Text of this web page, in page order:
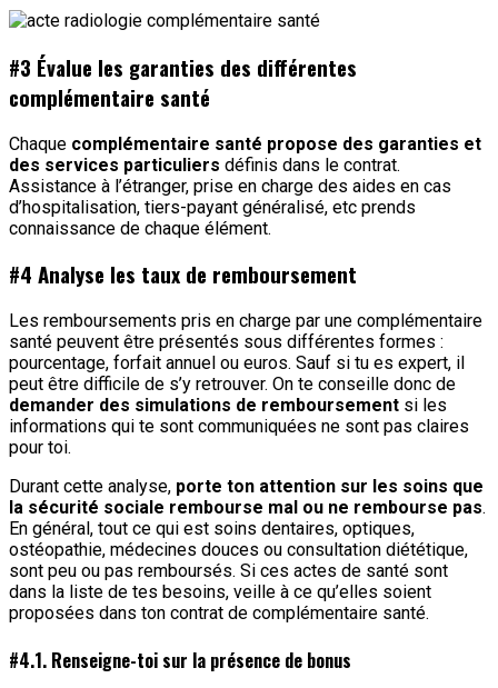
#3 Évalue les garanties des différentes
complémentaire santé
Chaque complémentaire santé propose des garanties et
des services particuliers définis dans le contrat.
Assistance à l’étranger, prise en charge des aides en cas
d’hospitalisation, tiers-payant généralisé, etc prends
connaissance de chaque élément.
#4 Analyse les taux de remboursement
Les remboursements pris en charge par une complémentaire
santé peuvent être présentés sous différentes formes :
pourcentage, forfait annuel ou euros. Sauf si tu es expert, il
peut être difficile de s’y retrouver. On te conseille donc de
demander des simulations de remboursement si les
informations qui te sont communiquées ne sont pas claires
pour toi.
Durant cette analyse, porte ton attention sur les soins que
la sécurité sociale rembourse mal ou ne rembourse pas.
En général, tout ce qui est soins dentaires, optiques,
ostéopathie, médecines douces ou consultation diététique,
sont peu ou pas remboursés. Si ces actes de santé sont
dans la liste de tes besoins, veille à ce qu’elles soient
proposées dans ton contrat de complémentaire santé.
#4.1. Renseigne-toi sur la présence de bonus